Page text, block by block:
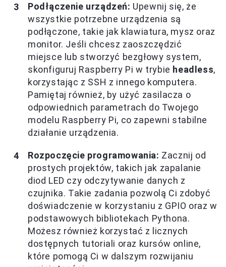
Podłączenie urządzeń: Upewnij się, że
wszystkie potrzebne urządzenia są
podłączone, takie jak klawiatura, mysz oraz
monitor. Jeśli chcesz zaoszczędzić
miejsce lub stworzyć bezgłowy system,
skonfiguruj Raspberry Pi w trybie headless,
korzystając z SSH z innego komputera.
Pamiętaj również, by użyć zasilacza o
odpowiednich parametrach do Twojego
modelu Raspberry Pi, co zapewni stabilne
działanie urządzenia.
Rozpoczęcie programowania: Zacznij od
prostych projektów, takich jak zapalanie
diod LED czy odczytywanie danych z
czujnika. Takie zadania pozwolą Ci zdobyć
doświadczenie w korzystaniu z GPIO oraz w
podstawowych bibliotekach Pythona.
Możesz również korzystać z licznych
dostępnych tutoriali oraz kursów online,
które pomogą Ci w dalszym rozwijaniu